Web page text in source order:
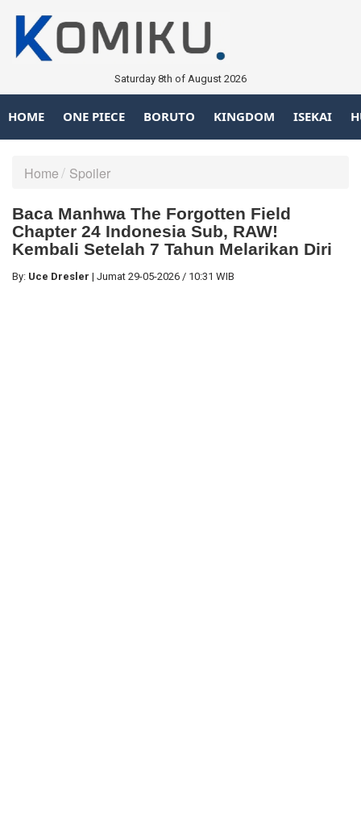
Saturday 8th of August 2026
HOME ONE PIECE BORUTO KINGDOM ISEKAI
Home Spoiler
Baca Manhwa The Forgotten Field
Chapter 24 Indonesia Sub, RAW!
Kembali Setelah 7 Tahun Melarikan Diri
By: Uce Dresler | Jumat 29-05-2026 / 10:31 WIB